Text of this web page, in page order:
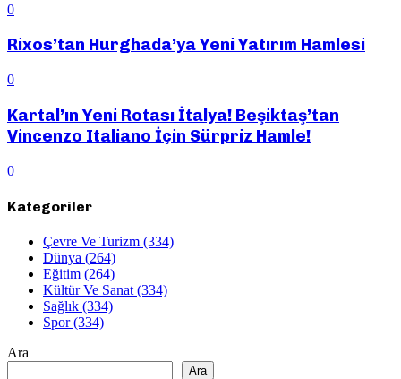
0
Rixos’tan Hurghada’ya Yeni Yatırım Hamlesi
0
Kartal’ın Yeni Rotası İtalya! Beşiktaş’tan
Vincenzo Italiano İçin Sürpriz Hamle!
0
Kategoriler
Çevre Ve Turizm (334)
Dünya (264)
Eğitim (264)
Kültür Ve Sanat (334)
Sağlık (334)
Spor(334)
Ara
Ara